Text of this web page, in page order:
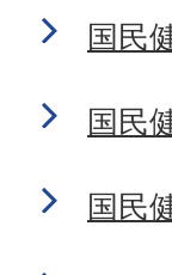
国民
国民
国民